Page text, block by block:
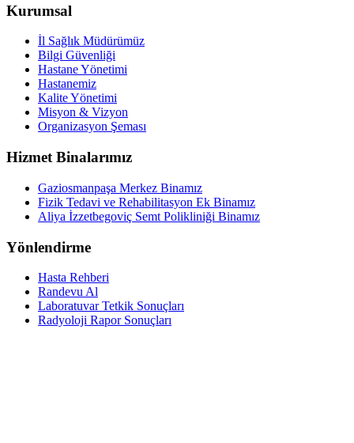
Kurumsal
İl Sağlık Müdürümüz
Bilgi Güvenliği
Hastane Yönetimi
Hastanemiz
Kalite Yönetimi
Misyon & Vizyon
Organizasyon Şeması
Hizmet Binalarımız
Gaziosmanpaşa Merkez Binamız
Fizik Tedavi ve Rehabilitasyon Ek Binamız
Aliya İzzetbegoviç Semt Polikliniği Binamız
Yönlendirme
Hasta Rehberi
Randevu Al
Laboratuvar Tetkik Sonuçları
Radyoloji Rapor Sonuçları